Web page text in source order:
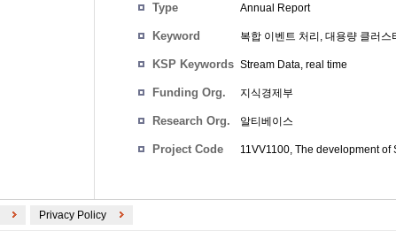
Type Annual Report
Keyword 복합 이벤트 처리, 대용량 클러
KSP Keywords Stream Data, real time
Funding Org. 지식경제부
Research Org. 알티베이스
Project Code 11VV1100, The development
Privacy Policy